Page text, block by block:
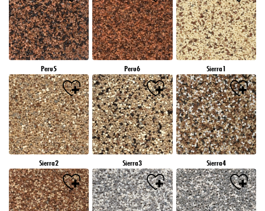
Peru5 Peru6 Sierra1
Sierra2 Sierra3 Sierra4